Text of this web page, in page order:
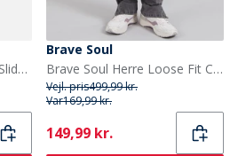
Brave Soul Herre Energy Slider Sort
Brave Soul
Brave Soul Herre Loose Fit Cargo Jeans Grå
Vejl. pris499,99 kr.
Var169,99 kr.
Current
149,99 kr.